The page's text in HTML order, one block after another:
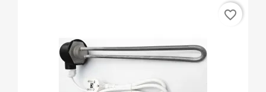
favorite_border